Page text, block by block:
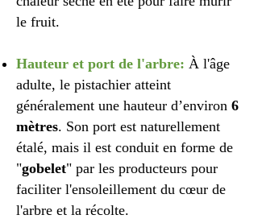
le fruit.
Hauteur et port de l'arbre: À l'âge
adulte, le pistachier atteint
généralement une hauteur d’environ 6
mètres. Son port est naturellement
étalé, mais il est conduit en forme de
"gobelet" par les producteurs pour
faciliter l'ensoleillement du cœur de
l'arbre et la récolte.